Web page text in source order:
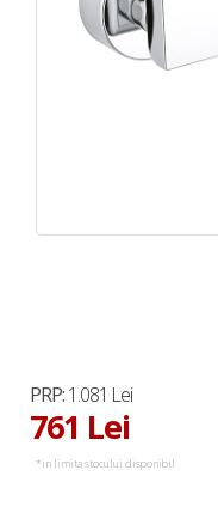
PRP:1.081 Lei
761 Lei
*in limita stocului disponibil